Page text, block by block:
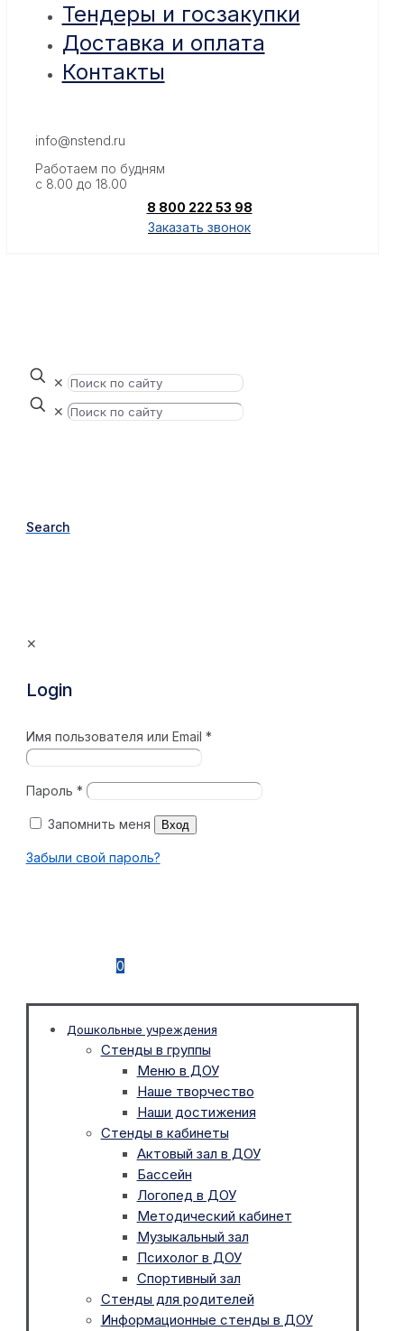
Тендеры и госзакупки
Доставка и оплата
Контакты
info@nstend.ru
Работаем по будням
с 8.00 до 18.00
8 800 222 53 98
Заказать звонок
✕
✕
Search
✕
Login
Имя пользователя или Email *
Пароль *
Запомнить меня Вход
Забыли свой пароль?
0
Дошкольные учреждения
Стенды в группы
Меню в ДОУ
Наше творчество
Наши достижения
Стенды в кабинеты
Актовый зал в ДОУ
Бассейн
Логопед в ДОУ
Методический кабинет
Музыкальный зал
Психолог в ДОУ
Спортивный зал
Стенды для родителей
Информационные стенды в ДОУ